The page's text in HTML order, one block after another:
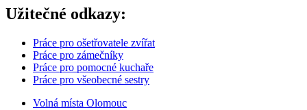
Užitečné odkazy:
Práce pro ošetřovatele zvířat
Práce pro zámečníky
Práce pro pomocné kuchaře
Práce pro všeobecné sestry
Volná místa Olomouc